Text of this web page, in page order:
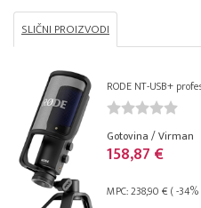
SLIČNI PROIZVODI
RODE NT-USB+
Gotovina / Virman
158,87 €
MPC: 238,90 € ( -34%